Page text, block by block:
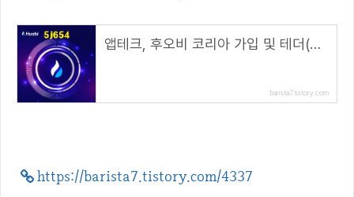
앱테크, 후오비 코리아 가입 및 테더(USDT) 마켓 거래 방법( 초대 코드 : 5j654 )
barista7.tistory.com
https://barista7.tistory.com/4337